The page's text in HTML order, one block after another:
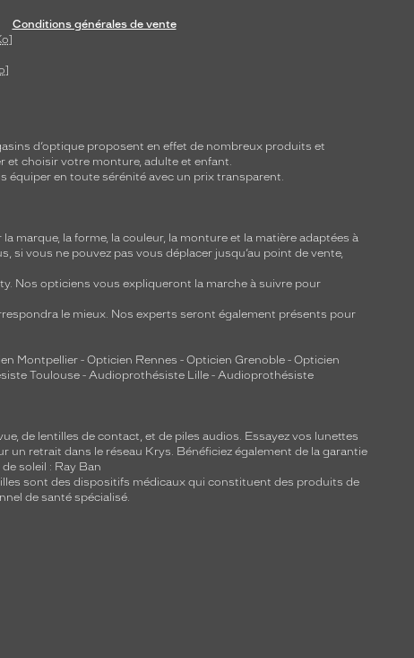
Conditions générales de vente
]
]
d’optique proposent en effet de nombreux produits et
et choisir votre monture, adulte et enfant.
équiper en toute sérénité avec un prix transparent.
marque, la forme, la couleur, la monture et la matière adaptées à
si vous ne pouvez pas vous déplacer jusqu’au point de vente,
Nos opticiens vous expliqueront la marche à suivre pour
le mieux. Nos experts seront également présents pour
Montpellier - Opticien Rennes - Opticien Grenoble - Opticien
Toulouse - Audioprothésiste Lille - Audioprothésiste
de lentilles de contact, et de piles audios. Essayez vos lunettes
retrait dans le réseau Krys. Bénéficiez également de la garantie
de soleil : Ray Ban
sont des dispositifs médicaux qui constituent des produits de
de santé spécialisé.